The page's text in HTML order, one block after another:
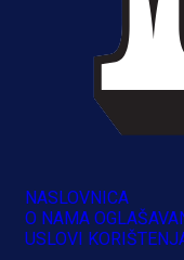
A Selekcija
NASLOVNICA
O NAMA
USLOVI